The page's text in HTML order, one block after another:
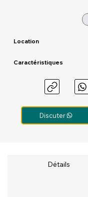
Location
Caractéristiques
Discuter
Détails